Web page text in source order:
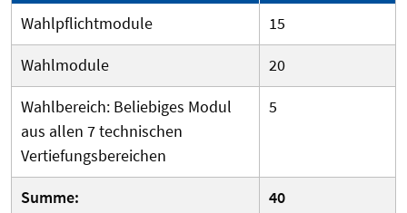
Wahlpflichtmodule
15
Wahlmodule
20
Wahlbereich: Beliebiges Modul
aus allen 7 technischen
Vertiefungsbereichen
5
Summe: 40